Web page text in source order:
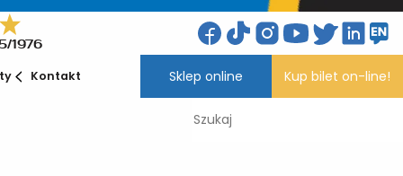
1976
Kontakt Sklep online Kup bilet on-line!